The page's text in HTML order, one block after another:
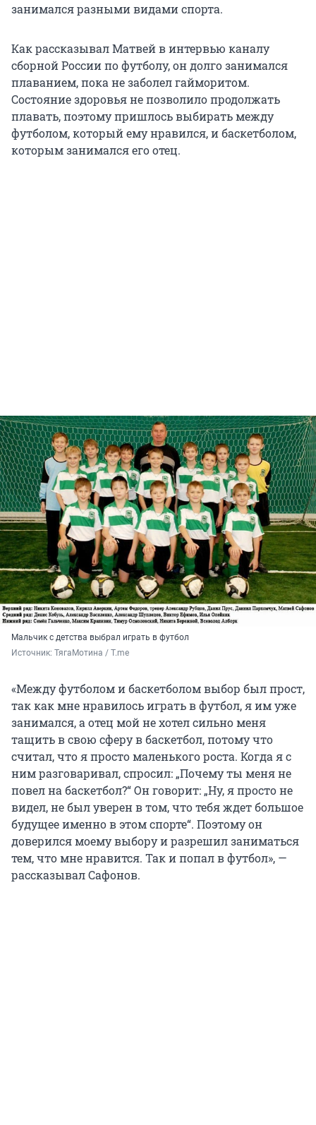
занимался разными видами спорта.
Как рассказывал Матвей в интервью каналу
сборной России по футболу, он долго занимался
плаванием, пока не заболел гайморитом.
Состояние здоровья не позволило продолжать
плавать, поэтому пришлось выбирать между
футболом, который ему нравился, и баскетболом,
которым занимался его отец.
Мальчик с детства выбрал играть в футбол
Источник: ТягаМотина / T.me
«Между футболом и баскетболом выбор был прост,
так как мне нравилось играть в футбол, я им уже
занимался, а отец мой не хотел сильно меня
тащить в свою сферу в баскетбол, потому что
считал, что я просто маленького роста. Когда я с
ним разговаривал, спросил: „Почему ты меня не
повел на баскетбол?“ Он говорит: „Ну, я просто не
видел, не был уверен в том, что тебя ждет большое
будущее именно в этом спорте“. Поэтому он
доверился моему выбору и разрешил заниматься
тем, что мне нравится. Так и попал в футбол», —
рассказывал Сафонов.